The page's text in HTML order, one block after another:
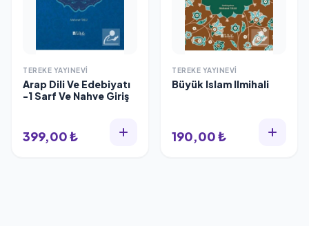
TEREKE YAYINEVI
Arap Dili Ve Edebiyatı
-1 Sarf Ve Nahve Giriş
399,00 ₺
TEREKE YAYINEVI
Büyük Islam Ilmihali
190,00 ₺